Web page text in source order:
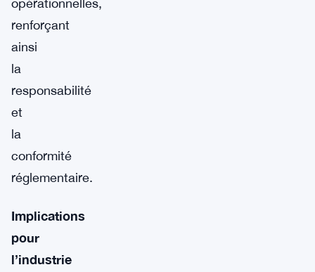
opérationnelles,
renforçant
ainsi
la
responsabilité
et
la
conformité
réglementaire.
Implications
pour
l’industrie